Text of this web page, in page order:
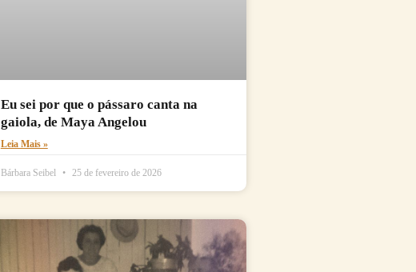
Eu sei por que o pássaro canta na
gaiola, de Maya Angelou
Leia Mais »
Bárbara Seibel 25 de fevereiro de 2026